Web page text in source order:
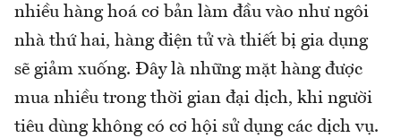
nhiều hàng hoá cơ bản làm đầu vào như ngôi
nhà thứ hai, hàng điện tử và thiết bị gia dụng
sẽ giảm xuống. Đây là những mặt hàng được
mua nhiều trong thời gian đại dịch, khi người
tiêu dùng không có cơ hội sử dụng các dịch vụ.